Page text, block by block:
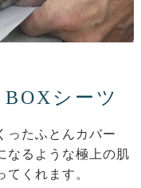
シーツ
ったふとんカバー
なるような極上の肌
くれます。